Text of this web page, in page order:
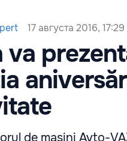
17 августа 2016, 17:29
va
de maşini Avto-